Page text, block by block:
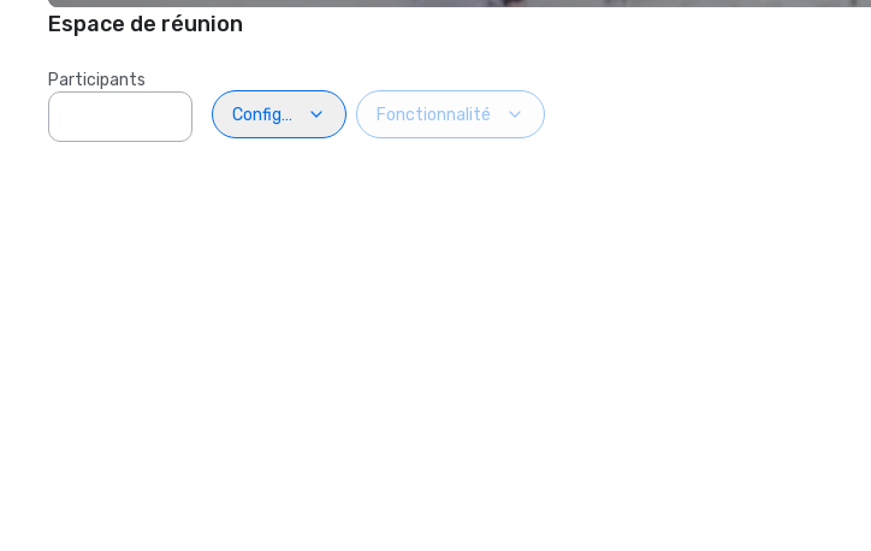
Espace de réunion
Participants
Configuration
Fonctionnalité